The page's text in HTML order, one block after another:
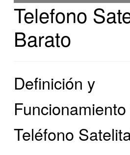
Telefono
Barato
Definición y
Teléfono